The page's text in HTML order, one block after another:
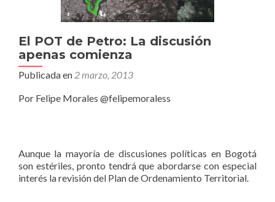
El POT de Petro: La discusión
apenas comienza
Publicada en 2 marzo, 2013
Por Felipe Morales @felipemoraless
Aunque la mayoría de discusiones políticas en Bogotá
son estériles, pronto tendrá que abordarse con especial
interés la revisión del Plan de Ordenamiento Territorial.